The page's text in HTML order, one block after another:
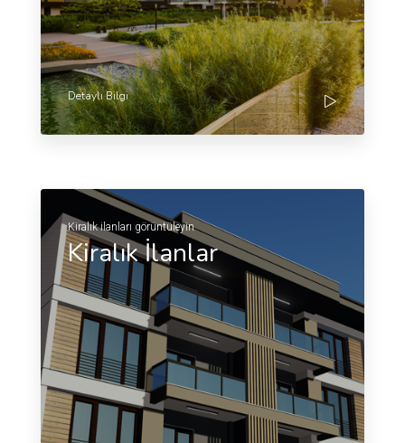
Detaylı Bilgi
Kiralık ilanları görüntüleyin
Kiralık İlanlar